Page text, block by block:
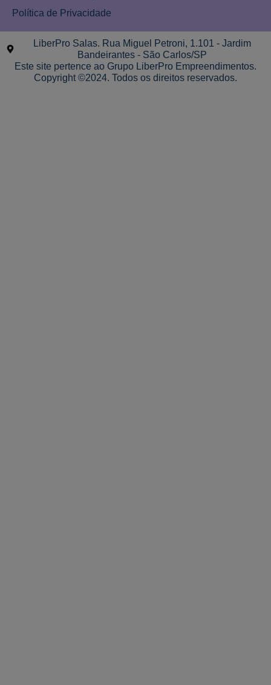
Política de Privacidade
LiberPro Salas. Rua Miguel Petroni, 1.101 - Jardim
Bandeirantes - São Carlos/SP
Este site pertence ao Grupo LiberPro Empreendimentos.
Copyright ©2024. Todos os direitos reservados.